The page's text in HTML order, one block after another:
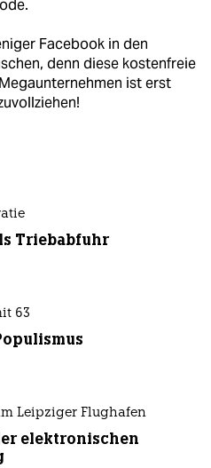
Facebook in den
denn diese kostenfreie
ist erst
Triebabfuhr
63
Leipziger Flughafen
elektronischen